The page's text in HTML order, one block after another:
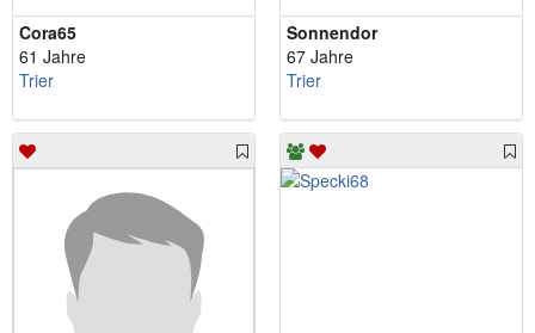
Cora65
61 Jahre
Trier
Sonnendor
67 Jahre
Trier